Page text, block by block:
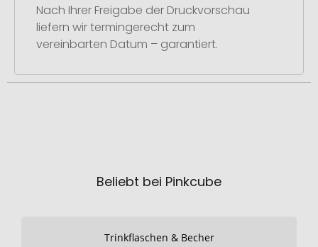
Nach Ihrer Freigabe der Druckvorschau
liefern wir termingerecht zum
vereinbarten Datum – garantiert.
Beliebt bei Pinkcube
Trinkflaschen & Becher